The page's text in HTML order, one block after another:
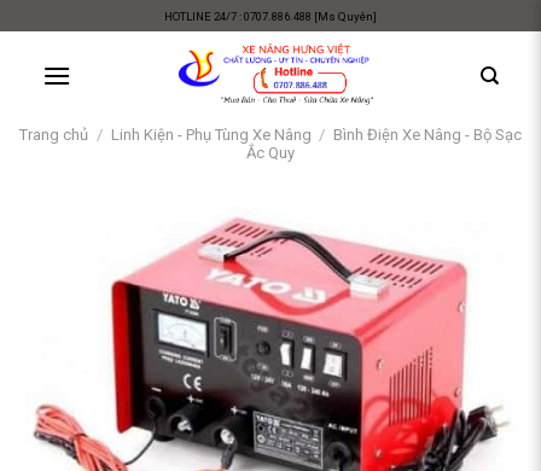
content
HOTLINE 24/7 : 0707.886.488 [Ms Quyên]
Trang chủ / Linh Kiện - Phụ Tùng Xe Nâng / Bình Điện Xe Nâng - Bộ Sạc
Ắc Quy